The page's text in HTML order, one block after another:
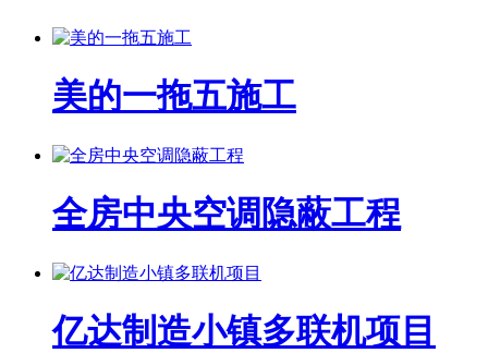
美的一拖五施工
全房中央空调隐蔽工程
亿达制造小镇多联机项目